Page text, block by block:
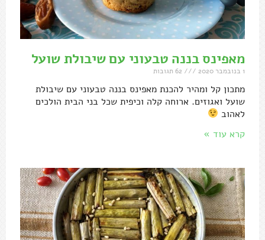
מאפינס בננה טבעוני עם שיבולת שועל
1 בנובמבר 2020
מתכון קל ומהיר להכנת מאפינס בננה טבעוני עם שיבולת
שועל ואגוזים. ארוחה קלה וכיפית שכל בני הבית הולכים
לאהוב
קרא עוד »